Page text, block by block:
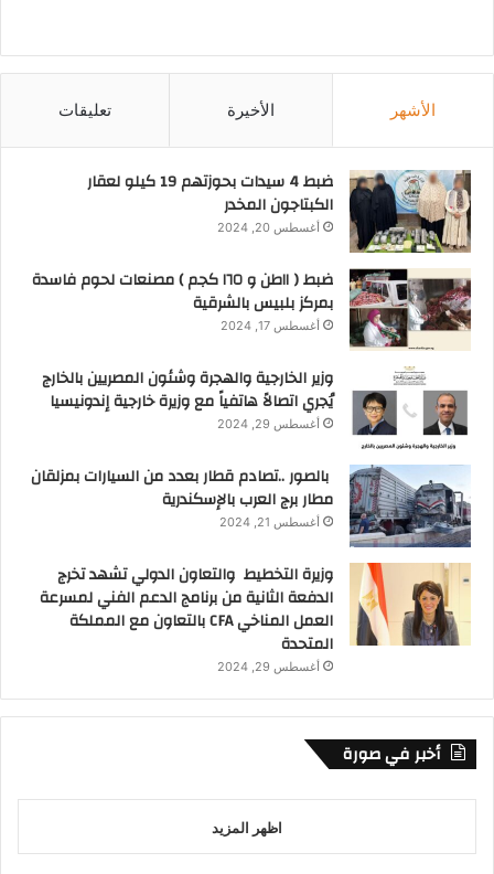
الأشهر الأخيرة تعليقات
ضبط 4 سيدات بحوزتهم 19 كيلو لعقار
الكبتاجون المخدر
أغسطس 20, 2024
ضبط ( ١١طن و ١٦٥ كجم ) مصنعات لحوم فاسدة
بمركز بلبيس بالشرقية
أغسطس 17, 2024
وزير الخارجية والهجرة وشئون المصريين بالخارج
يُجري اتصالاً هاتفياً مع وزيرة خارجية إندونيسيا
أغسطس 29, 2024
بالصور ..تصادم قطار بعدد من السيارات بمزلقان
مطار برج العرب بالإسكندرية
أغسطس 21, 2024
وزيرة التخطيط والتعاون الدولي تشهد تخرج
الدفعة الثانية من برنامج الدعم الفني لمسرعة
العمل المناخي CFA بالتعاون مع المملكة
المتحدة
أغسطس 29, 2024
أخبر في صورة
اظهر المزيد